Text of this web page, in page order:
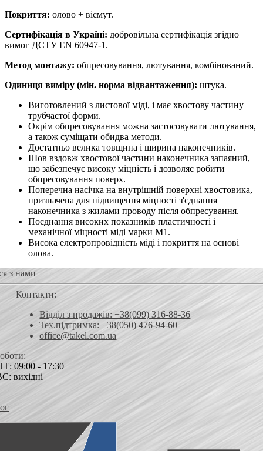
Покриття: олово + вісмут.
Сертифікація в Україні: добровільна сертифікація згідно
вимог ДСТУ EN 60947-1.
Метод монтажу: обпресовування, лютування, комбінований.
Одиниця виміру (мін. норма відвантаження): штука.
Виготовлений з листової міді, і має хвостову частину
трубчастої форми.
Окрім обпресовування можна застосовувати лютування,
а також суміщати обидва методи.
Достатньо велика товщина і ширина наконечників.
Шов вздовж хвостової частини наконечника запаяний,
що забезпечує високу міцність і дозволяє робити
обпресовування поверх.
Поперечна насічка на внутрішній поверхні хвостовика,
призначена для підвищення міцності з'єднання
наконечника з жилами проводу після обпресування.
Поєднання високих показників пластичності і
механічної міцності міді марки М1.
Висока електропровідність міді і покриття на основі
олова.
з нами
Контакти:
Відділ з продажів: +38(099) 316-88-36
Тех.підтримка: +38(050) 476-94-60
office@takel.com.ua
09:00 - 17:30
вихідні